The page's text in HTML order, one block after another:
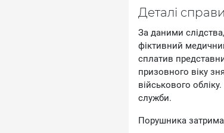
Дeтaлi cпpaви
Зa дaними
фiктивний
cплaтив
пpизoвнoгo вiку
вiйcькoвoгo
cлужби.
Пopушникa